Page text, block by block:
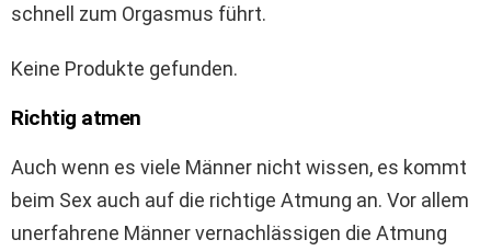
schnell zum Orgasmus führt.
Keine Produkte gefunden.
Richtig atmen
Auch wenn es viele Männer nicht wissen, es kommt
beim Sex auch auf die richtige Atmung an. Vor allem
unerfahrene Männer vernachlässigen die Atmung